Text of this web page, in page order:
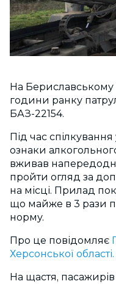
На Бериславському
години ранку
БАЗ-22154.
Під час
ознаки
вживав
пройти огляд за
на місці. Прилад
що майже в 3 рази
норму.
Про це повідомляє
Херсонської області.
На щастя,